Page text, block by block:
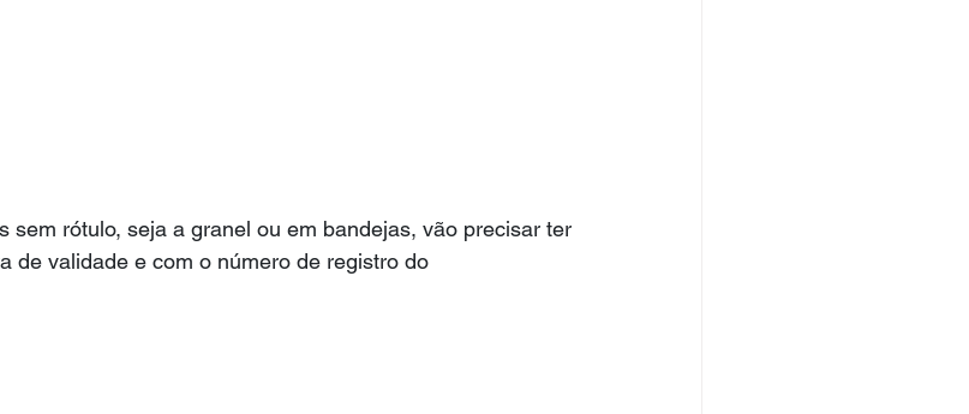
sem rótulo, seja a granel ou em bandejas, vão precisar ter
de validade e com o número de registro do